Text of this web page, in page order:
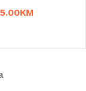
KM